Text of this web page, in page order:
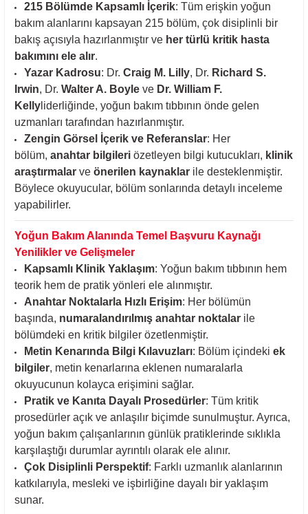
215 Bölümde Kapsamlı İçerik: Tüm erişkin yoğun
bakım alanlarını kapsayan 215 bölüm, çok disiplinli bir
bakış açısıyla hazırlanmıştır ve her türlü kritik hasta
bakımını ele alır.
Yazar Kadrosu: Dr.Craig M. Lilly, Dr. Richard S.
Irwin, Dr. Walter A. Boyle ve Dr. William F.
Kelly liderliğinde, yoğun bakım tıbbının önde gelen
uzmanları tarafından hazırlanmıştır.
Zengin Görsel İçerik ve Referanslar: Her
bölüm, anahtar bilgileri özetleyen bilgi kutucukları, klinik
araştırmalar ve önerilen kaynaklar ile desteklenmiştir.
Böylece okuyucular, bölüm sonlarında detaylı inceleme
yapabilirler.
Yoğun Bakım Alanında Temel Başvuru Kaynağı
Yenilikler ve Gelişmeler
Kapsamlı Klinik Yaklaşım: Yoğun bakım tıbbının hem
teorik hem de pratik yönleri ele alınmıştır.
Anahtar Noktalarla Hızlı Erişim: Her bölümün
başında, numaralandırılmış anahtar noktalar ile
bölümdeki en kritik bilgiler özetlenmiştir.
Metin Kenarında Bilgi Kılavuzları: Bölüm içindekiek
bilgiler, metin kenarlarına eklenen numaralarla
okuyucunun kolayca erişimini sağlar.
Pratik ve Kanıta Dayalı Prosedürler: Tüm kritik
prosedürler açık ve anlaşılır biçimde sunulmuştur. Ayrıca,
yoğun bakım çalışanlarının günlük pratiklerinde sıklıkla
karşılaştığı durumlar ayrıntılı olarak ele alınır.
Çok Disiplinli Perspektif: Farklı uzmanlık alanlarının
katkılarıyla, mesleki ve işbirliğine dayalı bir yaklaşım
sunar.